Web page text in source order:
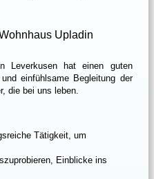
Upladin
Leverkusen hat einen guten
einfühlsame Begleitung der
die bei uns leben.
Tätigkeit, um
Einblicke ins